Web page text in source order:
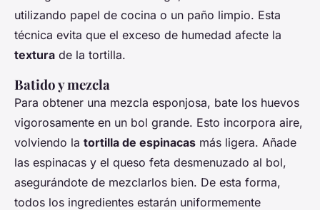
utilizando papel de cocina o un paño limpio. Esta
técnica evita que el exceso de humedad afecte la
textura de la tortilla.
Batido y mezcla
Para obtener una mezcla esponjosa, bate los huevos
vigorosamente en un bol grande. Esto incorpora aire,
volviendo la tortilla de espinacas más ligera. Añade
las espinacas y el queso feta desmenuzado al bol,
asegurándote de mezclarlos bien. De esta forma,
todos los ingredientes estarán uniformemente